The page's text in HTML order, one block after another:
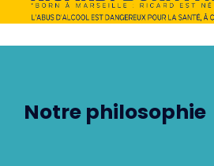
Notre philosophie